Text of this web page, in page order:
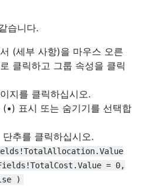
습니다.
(세부 사항)을 마우스 오른
클릭하고 그룹 속성을 클릭
지를 클릭하십시오.
(•) 표시 또는 숨기기를 선택합
추를 클릭하십시오.
= 0,
)